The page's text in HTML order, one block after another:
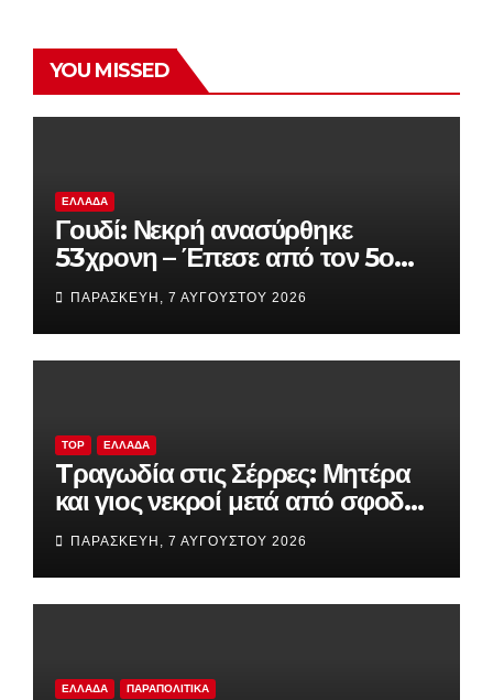
YOU MISSED
ΕΛΛΆΔΑ
Γουδί: Νεκρή ανασύρθηκε
53χρονη – Έπεσε από τον 5ο
όροφο πολυκατοικίας
ΠΑΡΑΣΚΕΥΉ, 7 ΑΥΓΟΎΣΤΟΥ 2026
TOP ΕΛΛΆΔΑ
Tραγωδία στις Σέρρες: Μητέρα
και γιος νεκροί μετά από σφοδρή
σύγκρουση φορτηγού με ΙΧ
(βίντεο)
ΠΑΡΑΣΚΕΥΉ, 7 ΑΥΓΟΎΣΤΟΥ 2026
ΕΛΛΆΔΑ ΠΑΡΑΠΟΛΙΤΙΚΆ